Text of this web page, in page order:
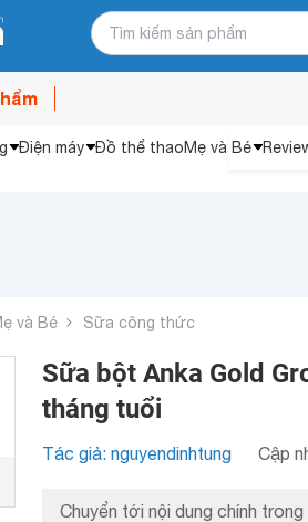
Điện máy Đồ thể thaoMẹ và Bé
và Bé Sữa công thức
Sữa bột Anka Gold
tháng tuổi
Tác giả: nguyendinhtung Cập
Chuyển tới nội dung chính trong